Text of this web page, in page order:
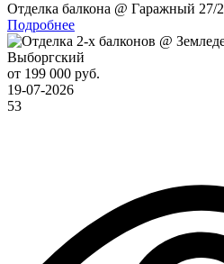
Отделка балкона @ Гаражный 27/2
Подробнее
Выборгский
от 199 000 руб.
19-07-2026
53